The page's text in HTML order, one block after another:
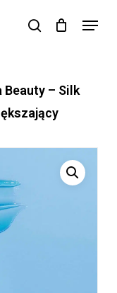
search
Menu
Close
Beauty – Silk